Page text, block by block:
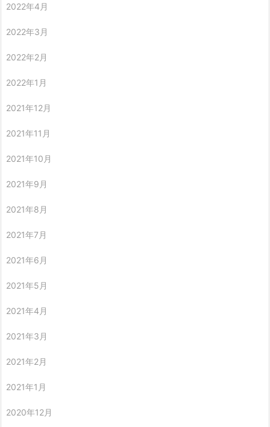
2022年4月
2022年3月
2022年2月
2022年1月
2021年12月
2021年11月
2021年10月
2021年9月
2021年8月
2021年7月
2021年6月
2021年5月
2021年4月
2021年3月
2021年2月
2021年1月
2020年12月